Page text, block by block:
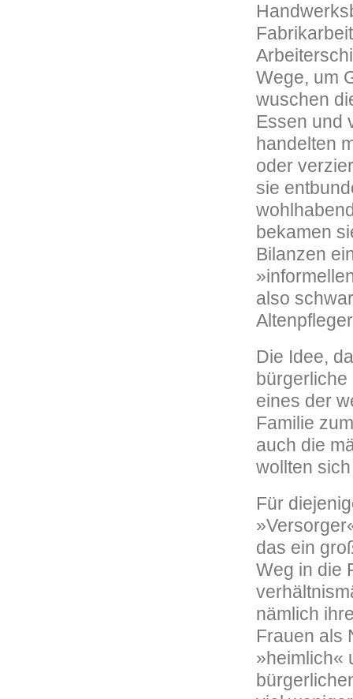
Wege, um
wuschen
Essen und
handelten
oder
sie
bekamen
Bilanzen
also
Die Idee,
bürgerliche
eines der
Familie
auch die
wollten
Für
das ein
Weg in die
nämlich
Frauen als
»heimlich«